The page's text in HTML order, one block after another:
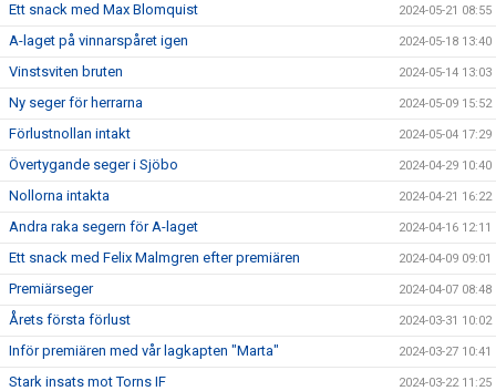
Ett snack med Max Blomquist 2024-05-21 08:55
A-laget på vinnarspåret igen 2024-05-18 13:40
Vinstsviten bruten 2024-05-14 13:03
Ny seger för herrarna 2024-05-09 15:52
Förlustnollan intakt 2024-05-04 17:29
Övertygande seger i Sjöbo 2024-04-29 10:40
Nollorna intakta 2024-04-21 16:22
Andra raka segern för A-laget 2024-04-16 12:11
Ett snack med Felix Malmgren efter premiären 2024-04-09 09:01
Premiärseger 2024-04-07 08:48
Årets första förlust 2024-03-31 10:02
Inför premiären med vår lagkapten "Marta" 2024-03-27 10:41
Stark insats mot Torns IF 2024-03-22 11:25